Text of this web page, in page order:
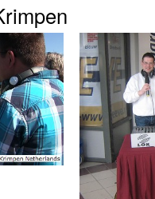
Donderdag
Vrijdag
Zaterdag
Zondag